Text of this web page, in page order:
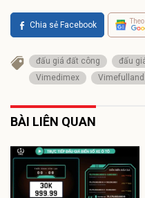
Chia sẻ Facebook
đấu giá đất công đấu
Vimedimex
Vimefulland
BÀI LIÊN QUAN